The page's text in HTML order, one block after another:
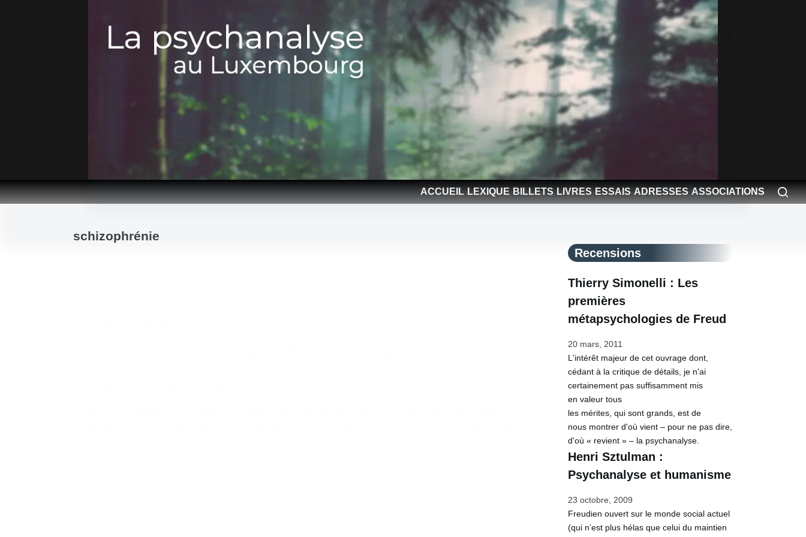
ACCUEIL LEXIQUE BILLETS LIVRES ESSAIS ADRESSES ASSOCIATIONS
schizophrénie
Recensions
Thierry Simonelli : Les
premières
métapsychologies de Freud
20 mars, 2011
L'intérêt majeur de cet ouvrage dont,
cédant à la critique de détails, je n'ai
certainement pas suffisamment mis
en valeur tous
les mérites, qui sont grands, est de
nous montrer d'où vient – pour ne pas dire,
d'où « revient » – la psychanalyse.
Henri Sztulman :
Psychanalyse et humanisme
23 octobre, 2009
Freudien ouvert sur le monde social actuel
(qui n’est plus hélas que celui du maintien